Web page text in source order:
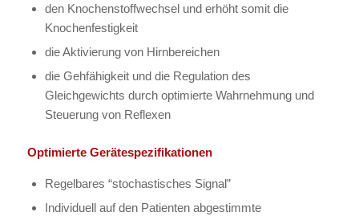
den Knochenstoffwechsel und erhöht somit die
Knochenfestigkeit
die Aktivierung von Hirnbereichen
die Gehfähigkeit und die Regulation des
Gleichgewichts durch optimierte Wahrnehmung und
Steuerung von Reflexen
Optimierte Gerätespezifikationen
Regelbares “stochastisches Signal”
Individuell auf den Patienten abgestimmte